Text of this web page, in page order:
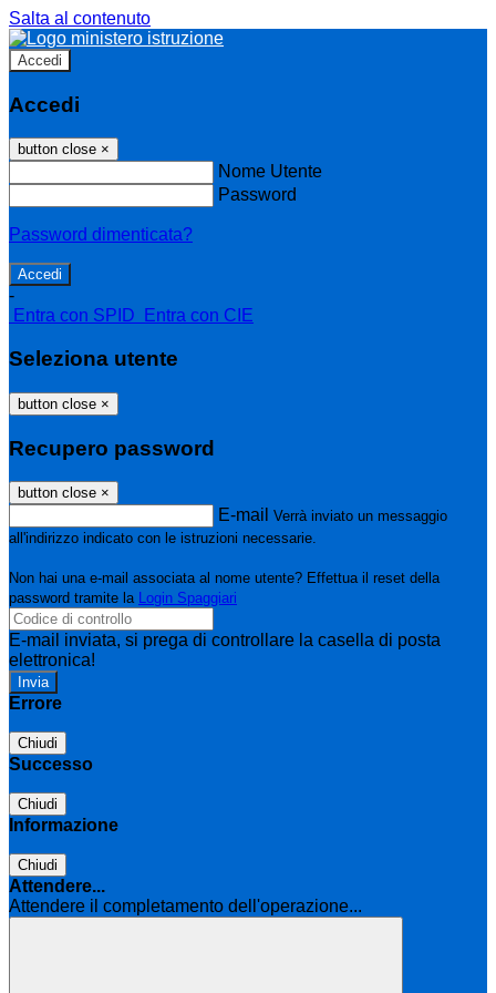
Salta al contenuto
Accedi
Accedi
button close ×
Nome Utente
Password
Password dimenticata?
-
Entra con SPID
Entra con CIE
Seleziona utente
button close ×
Recupero password
button close ×
E-mail Verrà inviato un messaggio
all'indirizzo indicato con le istruzioni necessarie.
Non hai una e-mail associata al nome utente? Effettua il reset della
password tramite la Login Spaggiari
E-mail inviata, si prega di controllare la casella di posta
elettronica!
Errore
Chiudi
Successo
Chiudi
Informazione
Chiudi
Attendere...
Attendere il completamento dell'operazione...